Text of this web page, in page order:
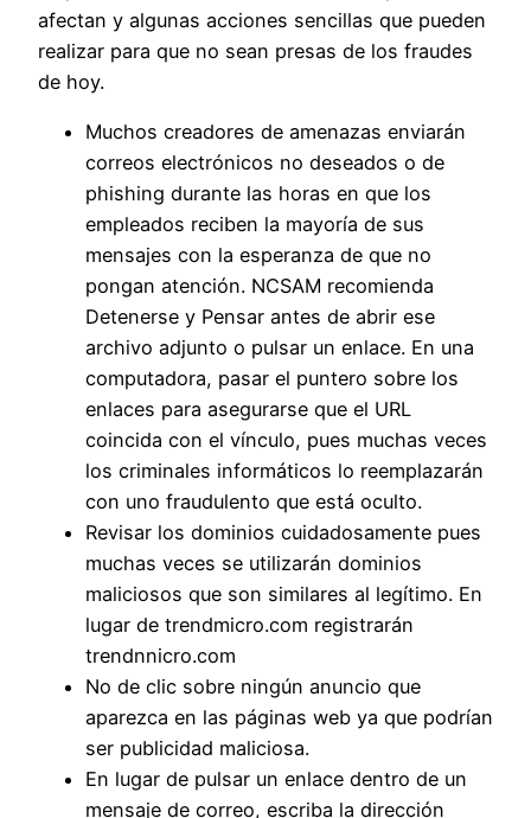
afectan y algunas acciones sencillas que pueden
realizar para que no sean presas de los fraudes
de hoy.
Muchos creadores de amenazas enviarán
correos electrónicos no deseados o de
phishing durante las horas en que los
empleados reciben la mayoría de sus
mensajes con la esperanza de que no
pongan atención. NCSAM recomienda
Detenerse y Pensar antes de abrir ese
archivo adjunto o pulsar un enlace. En una
computadora, pasar el puntero sobre los
enlaces para asegurarse que el URL
coincida con el vínculo, pues muchas veces
los criminales informáticos lo reemplazarán
con uno fraudulento que está oculto.
Revisar los dominios cuidadosamente pues
muchas veces se utilizarán dominios
maliciosos que son similares al legítimo. En
lugar de trendmicro.com registrarán
trendnnicro.com
No de clic sobre ningún anuncio que
aparezca en las páginas web ya que podrían
ser publicidad maliciosa.
En lugar de pulsar un enlace dentro de un
mensaje de correo, escriba la dirección